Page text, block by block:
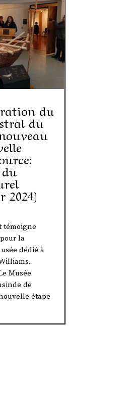
du
du
2024)
témoigne
la
dédié à
Musée
de
étape